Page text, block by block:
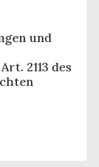
und
2113 des